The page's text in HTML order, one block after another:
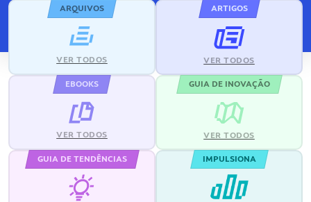
ARQUIVOS
VER TODOS
ARTIGOS
VER TODOS
EBOOKS
VER TODOS
GUIA DE INOVAÇÃO
VER TODOS
GUIA DE TENDÊNCIAS IMPULSIONA